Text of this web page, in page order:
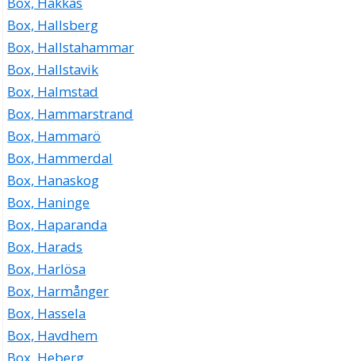
Box, Hallsberg
Box, Hallstahammar
Box, Hallstavik
Box, Halmstad
Box, Hammarstrand
Box, Hammarö
Box, Hammerdal
Box, Hanaskog
Box, Haninge
Box, Haparanda
Box, Harads
Box, Harlösa
Box, Harmånger
Box, Hassela
Box, Havdhem